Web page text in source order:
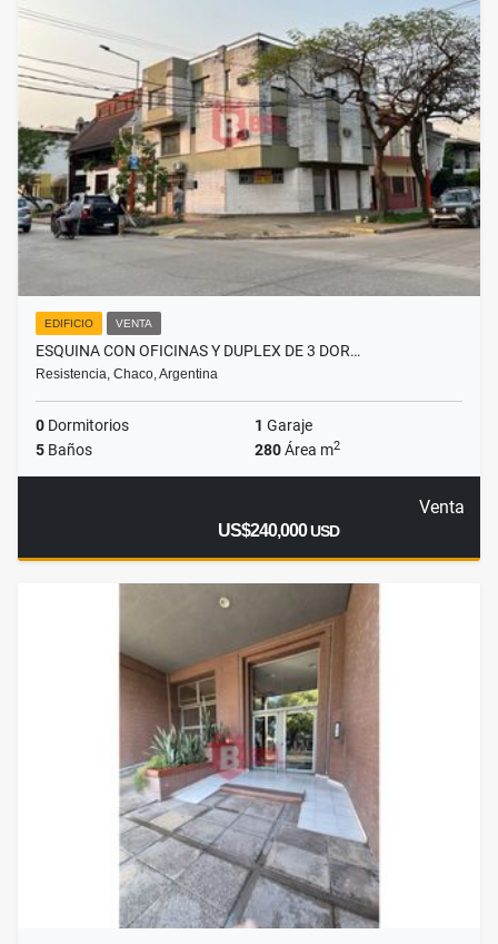
EDIFICIO VENTA
ESQUINA CON OFICINAS Y DUPLEX DE 3 DOR…
Resistencia, Chaco, Argentina
0 Dormitorios 1 Garaje
5 Baños 280Área m2
Venta
US$240,000USD